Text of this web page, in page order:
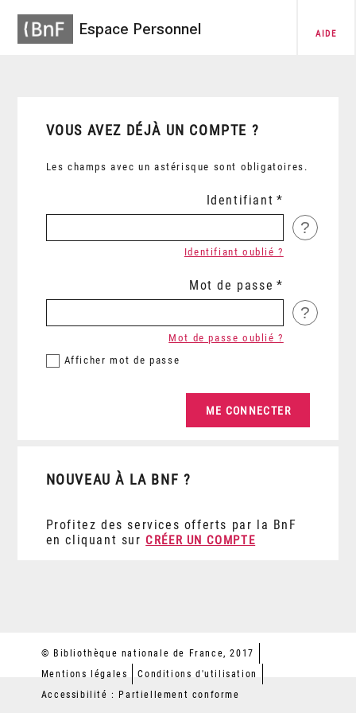
Espace Personnel AIDE
VOUS AVEZ DÉJÀ UN COMPTE ?
Les champs avec un astérisque sont obligatoires.
Identifiant
?
Identifiant oublié ?
Mot de passe
?
Afficher mot de passe
Mot de passe oublié ?
NOUVEAU À LA BNF ?
Profitez des services offerts par la BnF
en cliquant sur CRÉER UN COMPTE
© Bibliothèque nationale de France, 2017
Mentions légales
Conditions d'utilisation
Accessibilité : Partiellement conforme